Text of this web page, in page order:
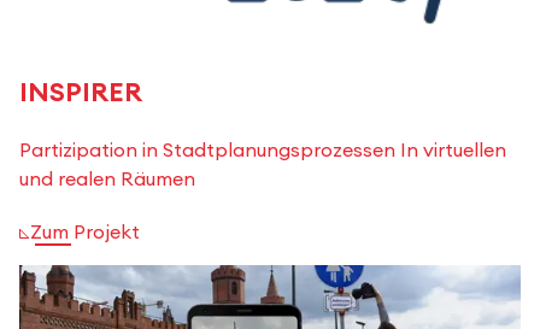
INSPIRER
Partizipation in Stadtplanungsprozessen In virtuellen
und realen Räumen
Zum Projekt